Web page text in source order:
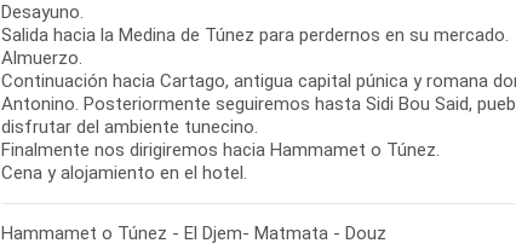
Desayuno.
Salida hacia la Medina de Túnez para perdernos en su mercado.
Almuerzo.
Continuación hacia Cartago, antigua capital púnica y romana
Antonino. Posteriormente seguiremos hasta Sidi Bou Said,
disfrutar del ambiente tunecino.
Finalmente nos dirigiremos hacia Hammamet o Túnez.
Cena y alojamiento en el hotel.
Hammamet o Túnez - El Djem- Matmata - Douz